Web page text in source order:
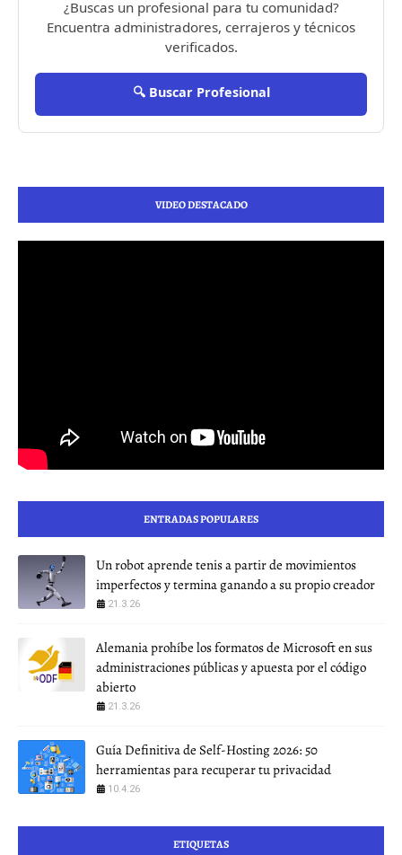
¿Buscas un profesional para tu comunidad?
Encuentra administradores, cerrajeros y técnicos
verificados.
🔍 Buscar Profesional
VIDEO DESTACADO
ENTRADAS POPULARES
Un robot aprende tenis a partir de movimientos
imperfectos y termina ganando a su propio creador
21.3.26
Alemania prohíbe los formatos de Microsoft en sus
administraciones públicas y apuesta por el código
abierto
21.3.26
Guía Definitiva de Self-Hosting 2026: 50
herramientas para recuperar tu privacidad
10.4.26
ETIQUETAS